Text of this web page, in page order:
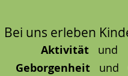
Bei uns erleben
Aktivität und
Geborgenheit
und